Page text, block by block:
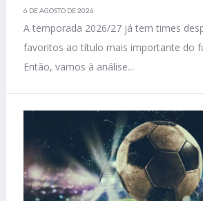
6 DE AGOSTO DE 2026
A temporada 2026/27 já tem times
favoritos ao título mais importante do
Então, vamos à análise...